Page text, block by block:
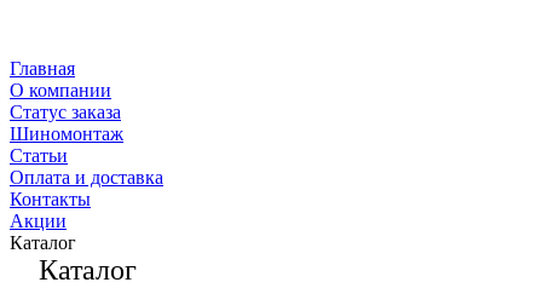
Главная
О компании
Статус заказа
Шиномонтаж
Статьи
Оплата и доставка
Контакты
Акции
Каталог
Каталог